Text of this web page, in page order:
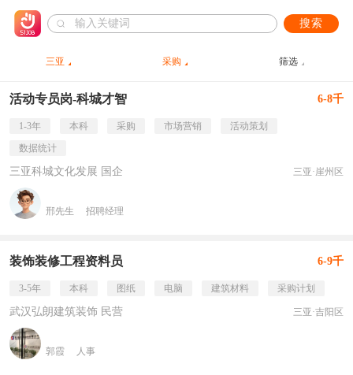
搜索
三亚 采购 筛选
活动专员岗-科城才智 6-8千
1-3年 本科 采购 市场营销
活动策划
数据统计
三亚科城文化发展 国企 三亚·崖州区
邢先生 招聘经理
装饰装修工程资料员 6-9千
3-5年 本科 图纸 电脑 建筑材料 采购计划
武汉弘朗建筑装饰 民营 三亚·吉阳区
郭霞 人事